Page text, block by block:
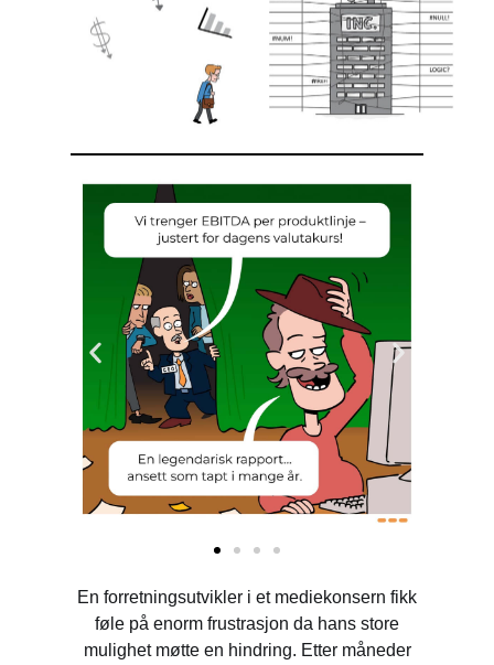
En forretningsutvikler i et mediekonsern fikk
føle på enorm frustrasjon da hans store
mulighet møtte en hindring. Etter måneder